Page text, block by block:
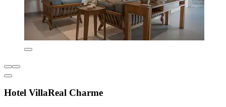
Hotel VillaReal Charme